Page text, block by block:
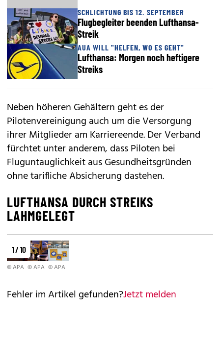
SCHLICHTUNG BIS 12. SEPTEMBER
Flugbegleiter beenden Lufthansa-
Streik
AUA WILL "HELFEN, WO ES GEHT"
Lufthansa: Morgen noch heftigere
Streiks
Neben höheren Gehältern geht es der
Pilotenvereinigung auch um die Versorgung
ihrer Mitglieder am Karriereende. Der Verband
fürchtet unter anderem, dass Piloten bei
Fluguntauglichkeit aus Gesundheitsgründen
ohne tarifliche Absicherung dastehen.
LUFTHANSA DURCH STREIKS
LAHMGELEGT
1 / 10
© APA © APA © APA
Fehler im Artikel gefunden?Jetzt melden